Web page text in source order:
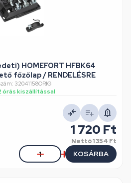
HOMEFORT HFBK64
főzőlap / RENDELÉSRE
32041158ORIG
órás kiszállítással
1 720 Ft
Nettó1 354 Ft
KOSÁRBA